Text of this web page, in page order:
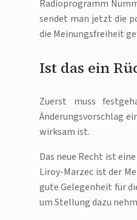
Radioprogramm
sendet man jetzt die
die Meinungsfreiheit
Ist das ein
Zuerst muss
Änderungsvorschlag
wirksam ist.
Das neue Recht ist
Liroy-Marzec ist der
gute Gelegenheit für
um Stellung dazu